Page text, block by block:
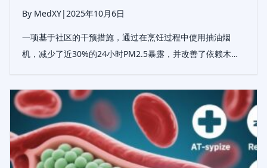
By MedXY|2025年10月6日
一项基于社区的干预措施，通过在烹饪过程中使用抽油烟
机，减少了近30%的24小时PM2.5暴露，并改善了依赖木柴